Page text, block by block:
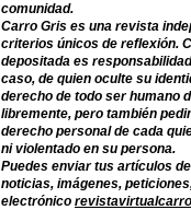
comunidad.
Carro Gris es una revista
criterios únicos de reflexión.
depositada es
caso, de quien oculte su
derecho de todo ser humano
libremente, pero también
derecho personal de cada
ni violentado en su persona.
Puedes enviar tus artículos
noticias, imágenes,
electrónico